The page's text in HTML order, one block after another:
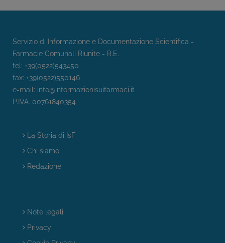
Servizio di Informazione e Documentazione Scientifica -
Farmacie Comunali Riunite - R.E.
tel: +39(0522)543450
fax: +39(0522)550146
e-mail: info@informazionisuifarmaci.it
P.IVA. 00761840354
La Storia di IsF
Chi siamo
Redazione
Note legali
Privacy